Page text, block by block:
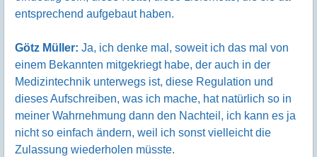
entsprechend aufgebaut haben.
Götz Müller: Ja, ich denke mal, soweit ich das mal von
einem Bekannten mitgekriegt habe, der auch in der
Medizintechnik unterwegs ist, diese Regulation und
dieses Aufschreiben, was ich mache, hat natürlich so in
meiner Wahrnehmung dann den Nachteil, ich kann es ja
nicht so einfach ändern, weil ich sonst vielleicht die
Zulassung wiederholen müsste.